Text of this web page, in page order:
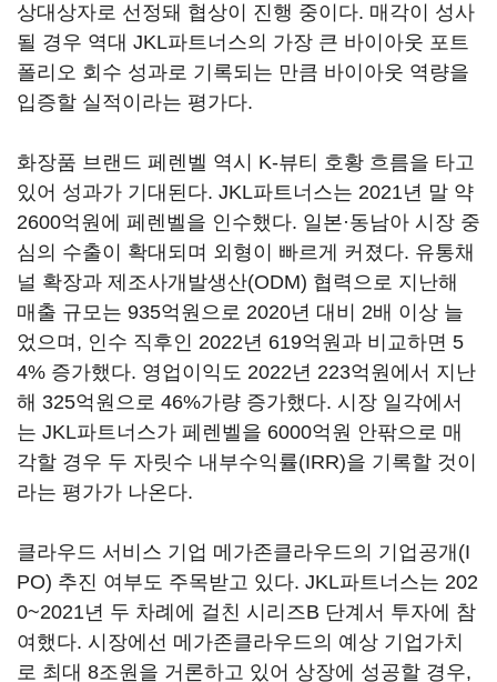
상대상자로 선정돼 협상이 진행 중이다. 매각이 성사
될 경우 역대 JKL파트너스의 가장 큰 바이아웃 포트
폴리오 회수 성과로 기록되는 만큼 바이아웃 역량을
입증할 실적이라는 평가다.
화장품 브랜드 페렌벨 역시 K-뷰티 호황 흐름을 타고
있어 성과가 기대된다. JKL파트너스는 2021년 말 약
2600억원에 페렌벨을 인수했다. 일본·동남아 시장 중
심의 수출이 확대되며 외형이 빠르게 커졌다. 유통채
널 확장과 제조사개발생산(ODM) 협력으로 지난해
매출 규모는 935억원으로 2020년 대비 2배 이상 늘
었으며, 인수 직후인 2022년 619억원과 비교하면 5
4% 증가했다. 영업이익도 2022년 223억원에서 지난
해 325억원으로 46%가량 증가했다. 시장 일각에서
는 JKL파트너스가 페렌벨을 6000억원 안팎으로 매
각할 경우 두 자릿수 내부수익률(IRR)을 기록할 것이
라는 평가가 나온다.
클라우드 서비스 기업 메가존클라우드의 기업공개(I
PO) 추진 여부도 주목받고 있다. JKL파트너스는 202
0~2021년 두 차례에 걸친 시리즈B 단계서 투자에 참
여했다. 시장에선 메가존클라우드의 예상 기업가치
로 최대 8조원을 거론하고 있어 상장에 성공할 경우,